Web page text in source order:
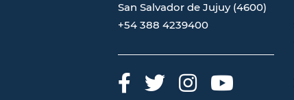
San Salvador de Jujuy (4600)
+54 388 4239400